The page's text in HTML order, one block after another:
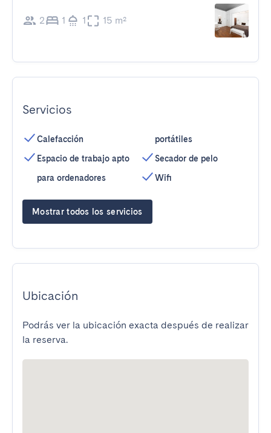
2 1 1 15 m²
Servicios
Calefacción
Espacio de trabajo apto
para ordenadores
portátiles
Secador de pelo
Wifi
Mostrar todos los servicios
Ubicación
Podrás ver la ubicación exacta después de realizar
la reserva.